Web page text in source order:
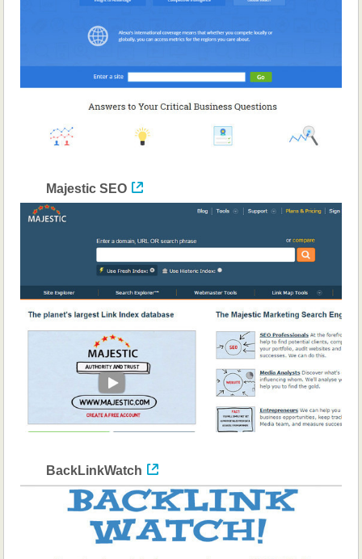
Majestic SEO
BackLinkWatch